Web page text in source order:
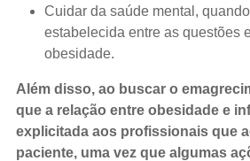
Cuidar da saúde mental,
estabelecida entre as questões
obesidade.
Além disso, ao buscar o
que a relação entre obesidade e
explicitada aos profissionais que
paciente, uma vez que algumas